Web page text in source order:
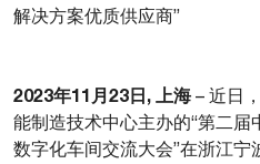
解决方案优质供应商”
2023年11月23日, 上海 – 近日
能制造技术中心主办的“第二
数字化车间交流大会”在浙江